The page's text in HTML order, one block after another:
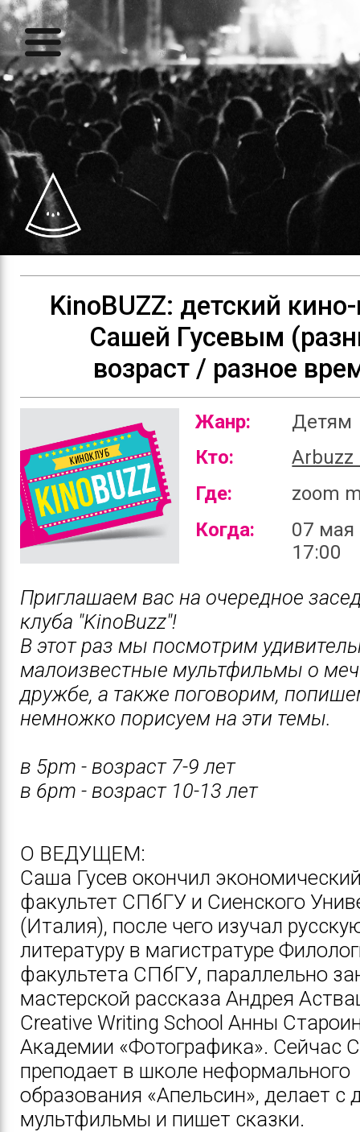
KinoBUZZ: детский
Сашей Гусевым
возраст / разное
Жанр:
Детям
Кто:
Arbuzz
Где:
zoom
Когда:
07 мая
17:00
Приглашаем вас на очередное
клуба "KinoBuzz"!
В этот раз мы посмотрим
малоизвестные мультфильмы о
дружбе, а также поговорим,
немножко порисуем на эти темы.
в 5pm - возраст 7-9 лет
в 6pm - возраст 10-13 лет
О ВЕДУЩЕМ:
Саша Гусев окончил
факультет СПбГУ и Сиенского
(Италия), после чего изучал
литературу в магистратуре
факультета СПбГУ, параллельно
мастерской рассказа Андрея
Creative Writing School Анны
Академии «Фотографика». Сейчас
преподает в школе неформального
образования «Апельсин», делает с
мультфильмы и пишет сказки.